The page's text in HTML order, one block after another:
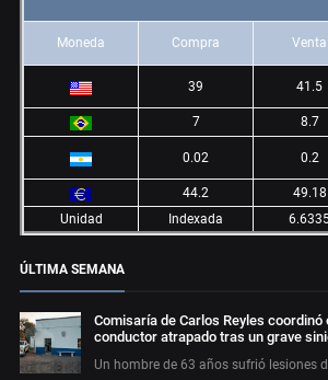
Moneda Compra Venta
39 41.5
7 8.7
0.02 0.2
44.2
49.18
Unidad
Indexada
ÚLTIMA SEMANA
Comisaría de Carlos Reyles coordinó
conductor atrapado tras un grave
Un hombre de 63 años sufrió lesiones